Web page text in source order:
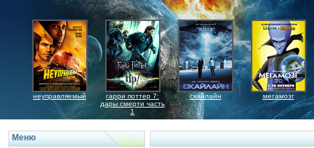
неуправляемый
гарри поттер 7:
дары смерти часть
1
скайлайн мегамозг
Меню